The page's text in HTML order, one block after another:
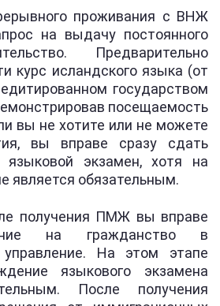
проживания с ВНЖ
на выдачу постоянного
Предварительно
курс исландского языка (от
государством
посещаемость
вы не хотите или не можете
вы вправе сразу сдать
языковой экзамен, хотя на
является обязательным.
получения ПМЖ вы вправе
на гражданство в
управление. На этом этапе
языкового экзамена
После получения